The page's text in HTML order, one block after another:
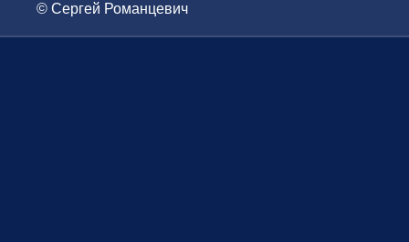
© Сергей Романцевич